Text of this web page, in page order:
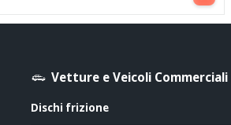
Vetture e Veicoli Commerciali
Dischi frizione